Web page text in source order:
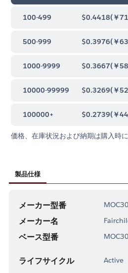
100-499 $0.4418(￥
500-999 $0.3976(￥
1000-9999 $0.3667(￥
10000-99999 $0.3269(￥
100000+ $0.2739(￥
価格、在庫状況および納期は購入時
製品仕様
メーカー型番
メーカー名
ベース型番
ライフサイクル Active